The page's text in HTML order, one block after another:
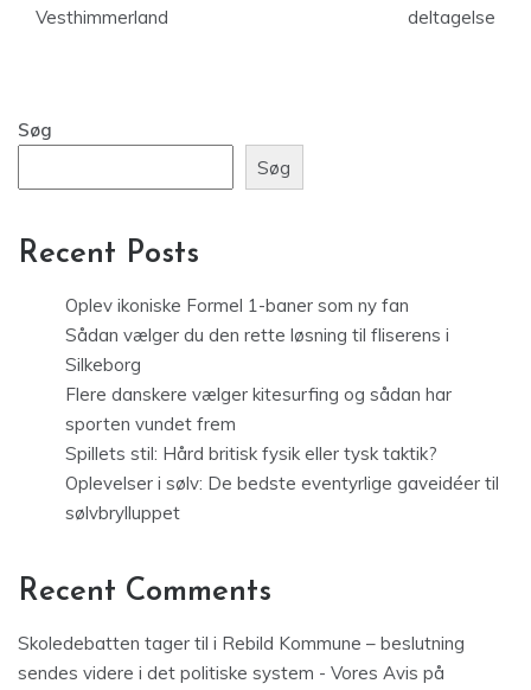
Vesthimmerland
deltagelse
Søg
Søg
Recent Posts
Oplev ikoniske Formel 1-baner som ny fan
Sådan vælger du den rette løsning til fliserens i
Silkeborg
Flere danskere vælger kitesurfing og sådan har
sporten vundet frem
Spillets stil: Hård britisk fysik eller tysk taktik?
Oplevelser i sølv: De bedste eventyrlige gaveidéer til
sølvbrylluppet
Recent Comments
Skoledebatten tager til i Rebild Kommune – beslutning
sendes videre i det politiske system - Vores Avis på